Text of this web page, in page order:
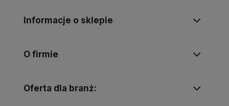
Informacje o sklepie
O firmie
Oferta dla branż: